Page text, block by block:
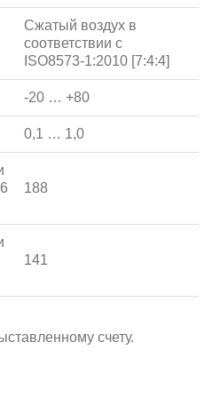
Сжатый воздух в
соответствии с
ISO8573-1:2010 [7:4:4]
-20 … +80
0,1 … 1,0
188
141
счету.